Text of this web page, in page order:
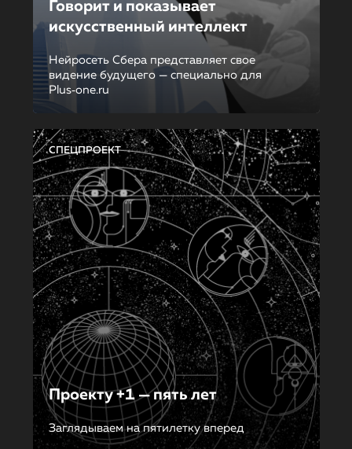
Говорит и показывает
искусственный интеллект
Нейросеть Сбера представляет свое
видение будущего — специально для
Plus‑one.ru
СПЕЦПРОЕКТ
Проекту +1 — пять лет
Заглядываем на пятилетку вперед